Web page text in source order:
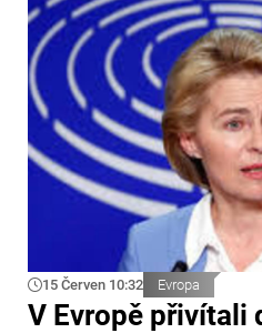
15 Červen 10:32 Evropa
V Evropě přivítali